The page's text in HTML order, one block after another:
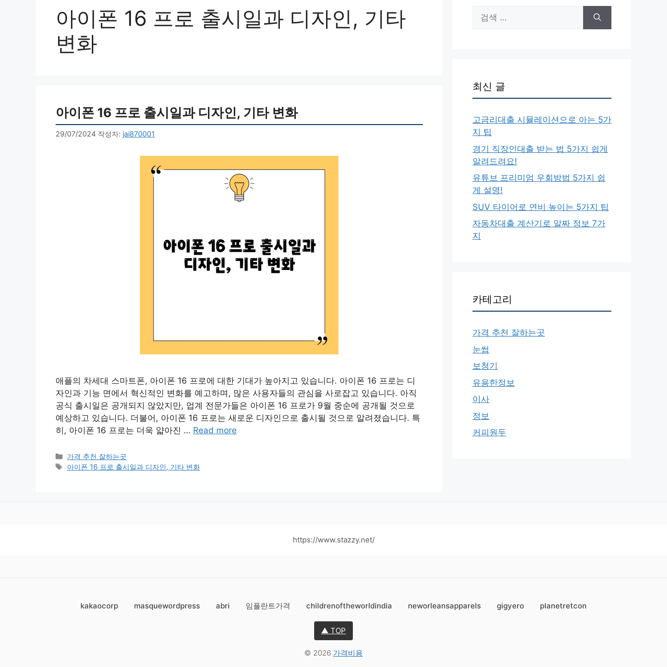
아이폰 16 프로 출시일과 디자인, 기타
변화
아이폰 16 프로 출시일과 디자인, 기타 변화
29/07/2024 작성자: jai870001
애플의 차세대 스마트폰, 아이폰 16 프로에 대한 기대가 높아지고 있습니다. 아이폰 16 프로는 디
자인과 기능 면에서 혁신적인 변화를 예고하며, 많은 사용자들의 관심을 사로잡고 있습니다. 아직
공식 출시일은 공개되지 않았지만, 업계 전문가들은 아이폰 16 프로가 9월 중순에 공개될 것으로
예상하고 있습니다. 더불어, 아이폰 16 프로는 새로운 디자인으로 출시될 것으로 알려졌습니다. 특
히, 아이폰 16 프로는 더욱 얇아진 … Read more
카
테
가격 추천 잘하는곳
태
아이폰 16 프로 출시일과 디자인, 기타 변화
색:
최신 글
고금리대출 시뮬레이션으로 아는 5가
지 팁
경기 직장인대출 받는 법 5가지 쉽게
알려드려요!
유튜브 프리미엄 우회방법 5가지 쉽
게 설명!
SUV 타이어로 연비 높이는 5가지 팁
자동차대출 계산기로 알짜 정보 7가
지
카테고리
가격 추천 잘하는곳
눈썹
보청기
유용한정보
이사
정보
커피원두
https://www.stazzy.net/
kakaocorp masquewordpress abri 임플란트가격 childrenoftheworldindia neworleansapparels gigyero planetretcon
▲ TOP
© 2026 가격비용